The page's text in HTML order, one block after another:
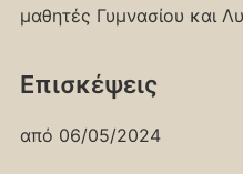
μαθητές Γυμνασίου και
Επισκέψεις
από 06/05/2024